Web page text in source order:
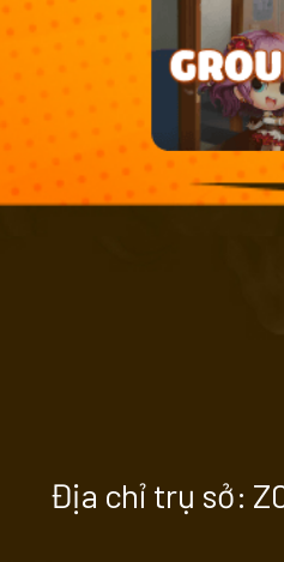
Địa chỉ trụ sở: